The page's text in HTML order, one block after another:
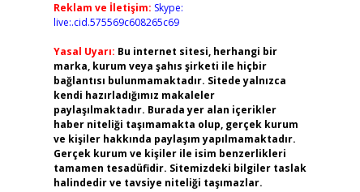
Reklam ve İletişim: Skype:
live:.cid.575569c608265c69
Yasal Uyarı: Bu internet sitesi, herhangi bir
marka, kurum veya şahıs şirketi ile hiçbir
bağlantısı bulunmamaktadır. Sitede yalnızca
kendi hazırladığımız makaleler
paylaşılmaktadır. Burada yer alan içerikler
haber niteliği taşımamakta olup, gerçek kurum
ve kişiler hakkında paylaşım yapılmamaktadır.
Gerçek kurum ve kişiler ile isim benzerlikleri
tamamen tesadüfidir. Sitemizdeki bilgiler taslak
halindedir ve tavsiye niteliği taşımazlar.